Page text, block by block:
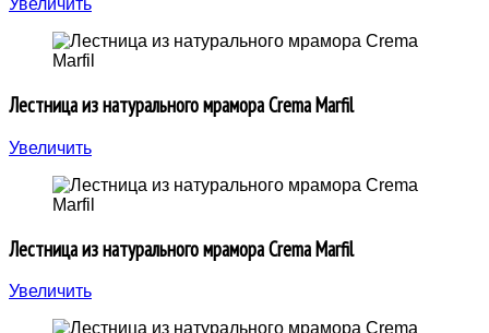
Увеличить
Лестница из натурального мрамора Crema Marfil
Увеличить
Лестница из натурального мрамора Crema Marfil
Увеличить